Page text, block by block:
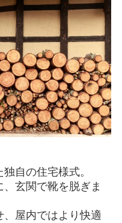
自の住宅様式。
玄関で靴を脱ぎま
屋内ではより快適